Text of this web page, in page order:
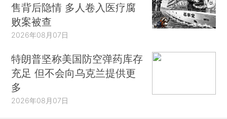
售背后隐情 多人卷入医疗腐
败案被查
2026年08月07日
特朗普坚称美国防空弹药库存
充足 但不会向乌克兰提供更
多
2026年08月07日